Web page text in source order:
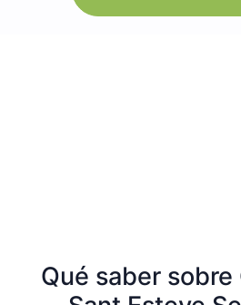
Qué saber sobre